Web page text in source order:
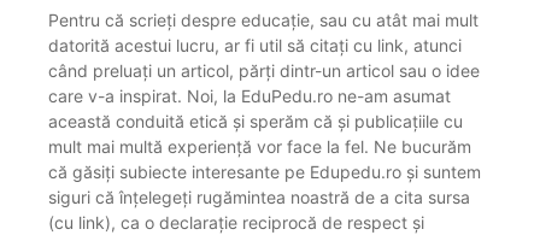
Pentru că scrieți despre educație, sau cu atât mai mult
datorită acestui lucru, ar fi util să citați cu link, atunci
când preluați un articol, părți dintr-un articol sau o idee
care v-a inspirat. Noi, la EduPedu.ro ne-am asumat
această conduită etică și sperăm că și publicațiile cu
mult mai multă experiență vor face la fel. Ne bucurăm
că găsiți subiecte interesante pe Edupedu.ro și suntem
siguri că înțelegeți rugămintea noastră de a cita sursa
(cu link), ca o declarație reciprocă de respect și